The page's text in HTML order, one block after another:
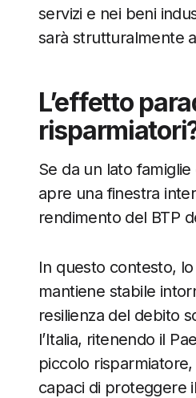
servizi e nei beni
sarà strutturalmente
L’effetto
Se da un lato
apre una finestra
rendimento del BTP
In questo contesto,
mantiene stabile
resilienza del debito
l’Italia, ritenendo il
piccolo
capaci di proteggere